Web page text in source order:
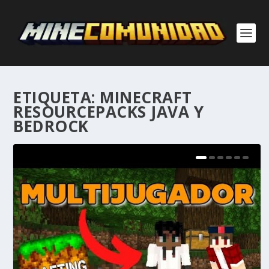
ETIQUETA: MINECRAFT
RESOURCEPACKS JAVA Y
BEDROCK